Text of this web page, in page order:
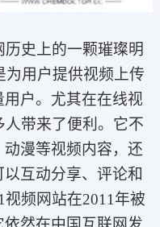
史上的一颗璀璨明
为用户提供视频上传
户。尤其在在线视
带来了便利。它不
漫等视频内容，还
互动分享、评论和
频网站在2011年被